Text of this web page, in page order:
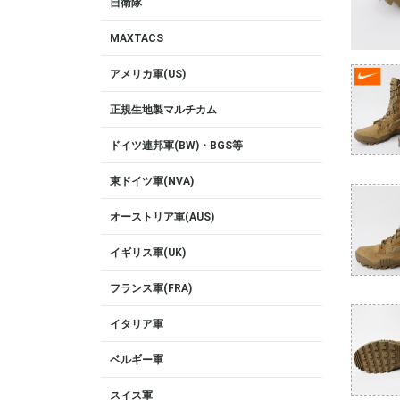
自衛隊
MAXTACS
アメリカ軍(US)
正規生地製マルチカム
ドイツ連邦軍(BW)・BGS等
東ドイツ軍(NVA)
オーストリア軍(AUS)
イギリス軍(UK)
フランス軍(FRA)
イタリア軍
ベルギー軍
スイス軍